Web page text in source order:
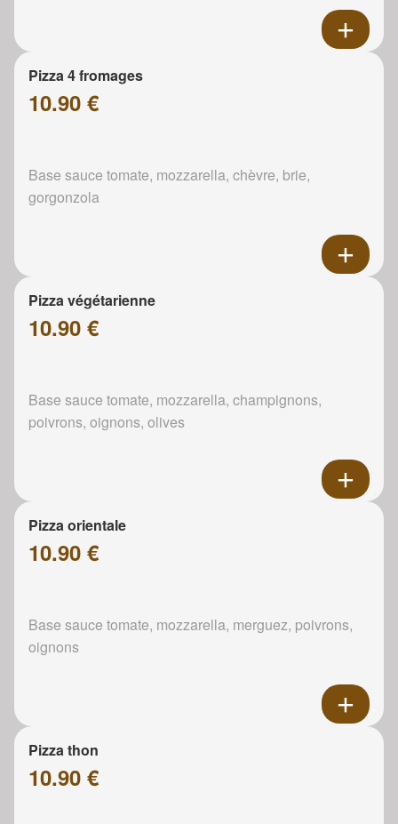
Pizza 4 fromages
10.90 €
Base sauce tomate, mozzarella, chèvre, brie,
gorgonzola
Pizza végétarienne
10.90 €
Base sauce tomate, mozzarella, champignons,
poivrons, oignons, olives
Pizza orientale
10.90 €
Base sauce tomate, mozzarella, merguez, poivrons,
oignons
Pizza thon
10.90 €